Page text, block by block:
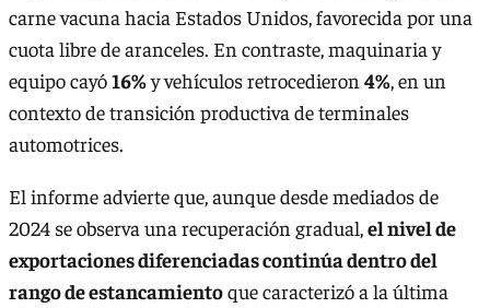
carne vacuna hacia Estados Unidos, favorecida por una
cuota libre de aranceles. En contraste, maquinaria y
equipo cayó16%y vehículos retrocedieron 4%, en un
contexto de transición productiva de terminales
automotrices.
El informe advierte que, aunque desde mediados de
2024 se observa una recuperación gradual,el nivel de
exportaciones diferenciadas continúa dentro del
rango de estancamientoque caracterizó a la última